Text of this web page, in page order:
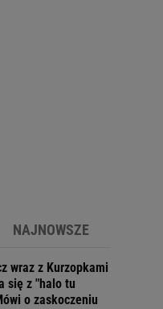
NAJNOWSZE
wraz z Kurzopkami
się z "halo tu
o zaskoczeniu